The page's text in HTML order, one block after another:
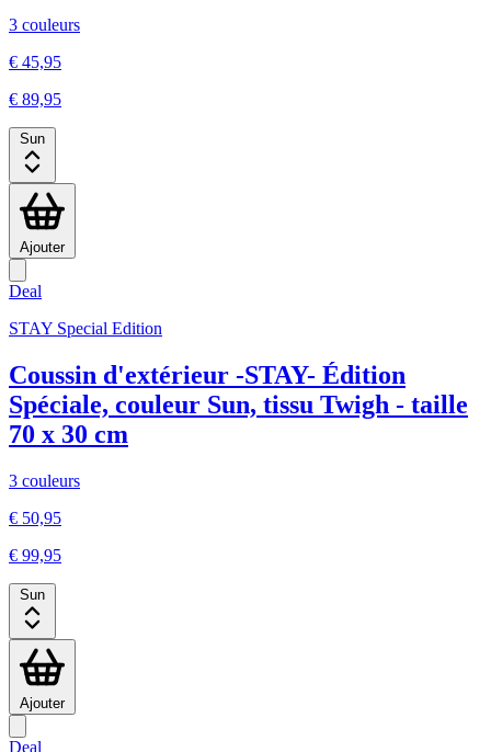
3 couleurs
€ 45,95
€ 89,95
Sun
Ajouter
Deal
STAY Special Edition
Coussin d'extérieur -STAY- Édition
Spéciale, couleur Sun, tissu Twigh - taille
70 x 30 cm
3 couleurs
€ 50,95
€ 99,95
Sun
Ajouter
Deal